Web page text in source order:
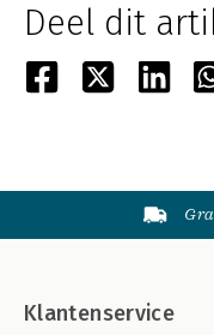
Deel dit
Klantenservice